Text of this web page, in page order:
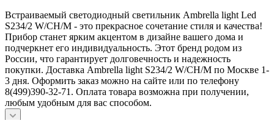
Встраиваемый светодиодный светильник Ambrella light Led
S234/2 W/CH/M - это прекрасное сочетание стиля и качества!
Прибор станет ярким акцентом в дизайне вашего дома и
подчеркнет его индивидуальность. Этот бренд родом из
России, что гарантирует долговечность и надежность
покупки. Доставка Ambrella light S234/2 W/CH/M по Москве 1-
3 дня. Оформить заказ можно на сайте или по телефону
8(499)390-32-71. Оплата товара возможна при получении,
любым удобным для вас способом.